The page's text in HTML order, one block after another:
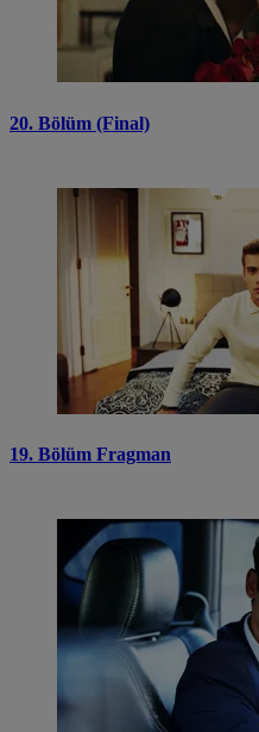
20. Bölüm (Final)
19. Bölüm Fragman